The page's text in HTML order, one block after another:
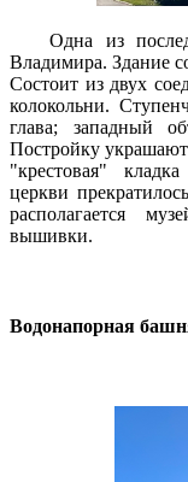
Одна из
Владимира. Здание
Состоит из двух
колокольни.
глава; западный
Постройку
"крестовая"
церкви
располагается
вышивки.
Водонапорная